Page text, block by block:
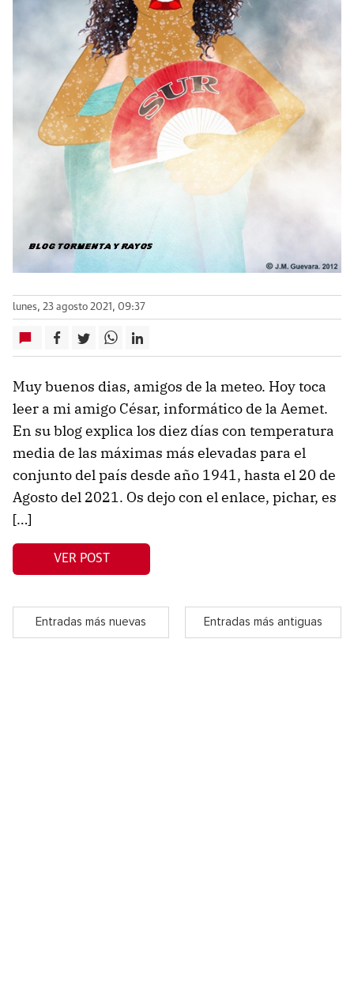
lunes, 23 agosto 2021, 09:37
Muy buenos dias, amigos de la meteo. Hoy toca
leer a mi amigo César, informático de la Aemet.
En su blog explica los diez días con temperatura
media de las máximas más elevadas para el
conjunto del país desde año 1941, hasta el 20 de
Agosto del 2021. Os dejo con el enlace, pichar, es
[…]
VER POST
Entradas más nuevas Entradas más antiguas